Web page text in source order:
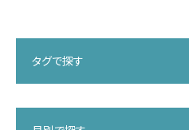
タグで探す